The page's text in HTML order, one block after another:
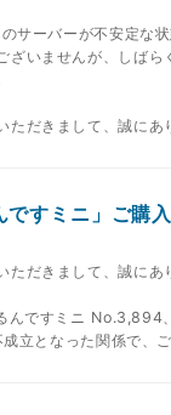
サーバーが不安定な
ざいませんが、しば
ただきまして、誠にあ
すミニ」ご購
だきまして、誠にあ
んですミニ
立となった関係で、